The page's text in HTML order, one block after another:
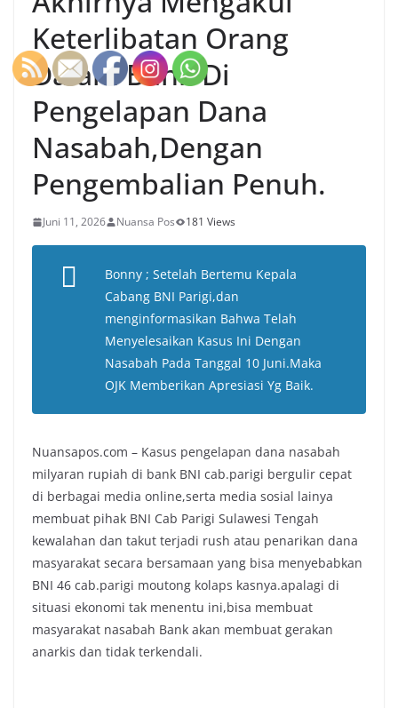
Keterlibatan Orang
Dalam Bank Di
Pengelapan Dana
Nasabah,Dengan
Pengembalian Penuh.
Juni 11, 2026 Nuansa Pos 181 Views
Bonny ; Setelah Bertemu Kepala
Cabang BNI Parigi,dan
menginformasikan Bahwa Telah
Menyelesaikan Kasus Ini Dengan
Nasabah Pada Tanggal 10 Juni.Maka
OJK Memberikan Apresiasi Yg Baik.
Nuansapos.com – Kasus pengelapan dana nasabah
milyaran rupiah di bank BNI cab.parigi bergulir cepat
di berbagai media online,serta media sosial lainya
membuat pihak BNI Cab Parigi Sulawesi Tengah
kewalahan dan takut terjadi rush atau penarikan dana
masyarakat secara bersamaan yang bisa menyebabkan
BNI 46 cab.parigi moutong kolaps kasnya.apalagi di
situasi ekonomi tak menentu ini,bisa membuat
masyarakat nasabah Bank akan membuat gerakan
anarkis dan tidak terkendali.